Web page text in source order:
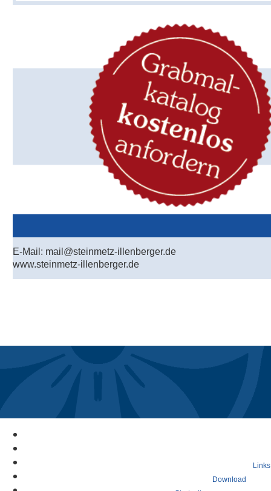
E-Mail: mail@steinmetz-illenberger.de
www.steinmetz-illenberger.de
Links
Download